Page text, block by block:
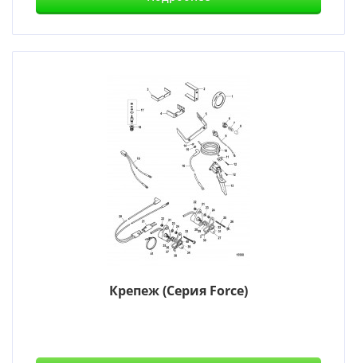
Крепеж (Серия Force)